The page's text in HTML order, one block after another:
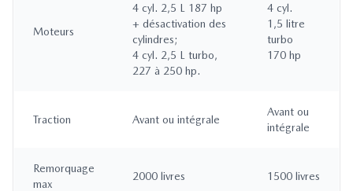
Moteurs
4 cyl. 2,5 L 187 hp
+ désactivation des
cylindres;
4 cyl. 2,5 L turbo,
227 à 250 hp.
4 cyl.
1,5 litre
turbo
170 hp
Traction Avant ou intégrale
Avant ou
intégrale
Remorquage
max
2000 livres 1500 livres